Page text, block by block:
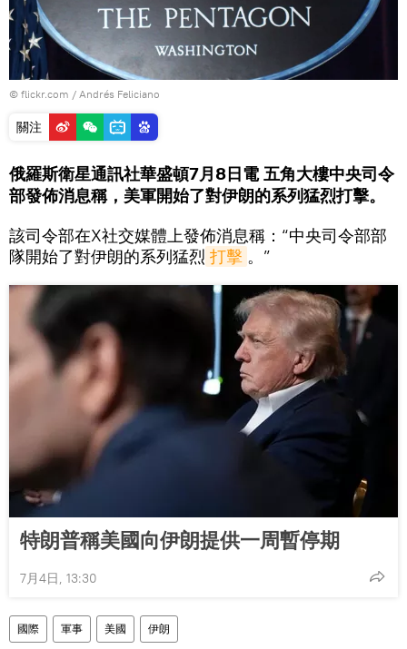
© flickr.com / Andrés Feliciano
關注
俄羅斯衛星通訊社華盛頓7月8日電 五角大樓中央司令
部發佈消息稱，美軍開始了對伊朗的系列猛烈打擊。
該司令部在X社交媒體上發佈消息稱：“中央司令部部
隊開始了對伊朗的系列猛烈 打擊 。”
特朗普稱美國向伊朗提供一周暫停期
7月4日, 13:30
國際 軍事 美國 伊朗